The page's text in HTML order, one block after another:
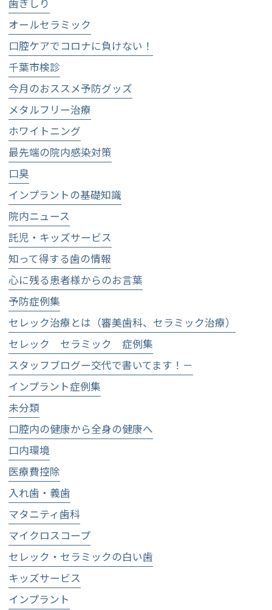
オールセラミック
口腔ケアでコロナに負けない！
千葉市検診
今月のおススメ予防グッズ
メタルフリー治療
ホワイトニング
最先端の院内感染対策
口臭
インプラントの基礎知識
院内ニュース
託児・キッズサービス
知って得する歯の情報
心に残る患者様からのお言葉
予防症例集
セレック治療とは（審美歯科、セラミック治療）
セレック セラミック 症例集
スタッフブログー交代で書いてます！－
インプラント症例集
未分類
口腔内の健康から全身の健康へ
口内環境
医療費控除
入れ歯・義歯
マタニティ歯科
マイクロスコープ
セレック・セラミックの白い歯
キッズサービス
インプラント